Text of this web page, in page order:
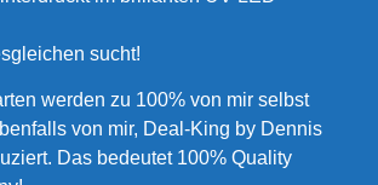
sucht!
werden zu 100% von mir selbst
von mir, Deal-King by Dennis
Das bedeutet 100% Quality